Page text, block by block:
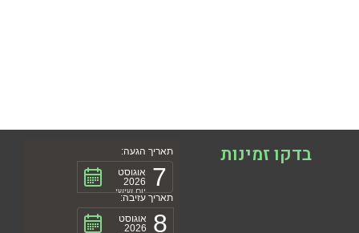
בדקו זמינות
7 אוגוסט
2026
יום שישי
תאריך עזיבה:
8 אוגוסט
2026